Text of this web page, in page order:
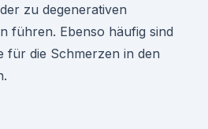
zu degenerativen
führen. Ebenso häufig sind
für die Schmerzen in den